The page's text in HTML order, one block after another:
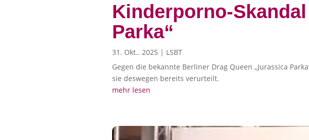
Kinderporno-
Parka“
31. Okt.. 2025 | LSBT
Gegen die bekannte Berliner Drag Queen „Jurassica
sie deswegen bereits verurteilt.
mehr lesen